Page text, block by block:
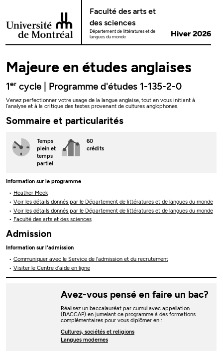
Faculté des arts et
des sciences
Département de littératures et de
langues du monde
Hiver 2026
Majeure en études anglaises
1er cycle | Programme d'études 1-135-2-0
Venez perfectionner votre usage de la langue anglaise, tout en vous initiant à
l’analyse et à la critique des textes provenant de cultures anglophones.
Sommaire et particularités
Temps
plein et
temps
partiel
60
crédits
Information sur le programme
Heather Meek
Voir les détails donnés par le Département de littératures et de langues du monde
Voir les détails donnés par le Département de littératures et de langues du monde
Faculté des arts et des sciences
Admission
Information sur l'admission
Communiquer avec le Service de l'admission et du recrutement
Visiter le Centre d’aide en ligne
Avez-vous pensé en faire un bac?
Réalisez un baccalauréat par cumul avec appellation
(BACCAP) en jumelant ce programme à des formations
complémentaires pour vous diplômer en :
Cultures, sociétés et religions
Langues modernes